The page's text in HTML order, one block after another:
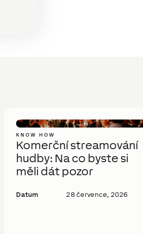
KNOW HOW
Komerční streamování
hudby: Na co byste si
měli dát pozor
Datum 28 července, 2026